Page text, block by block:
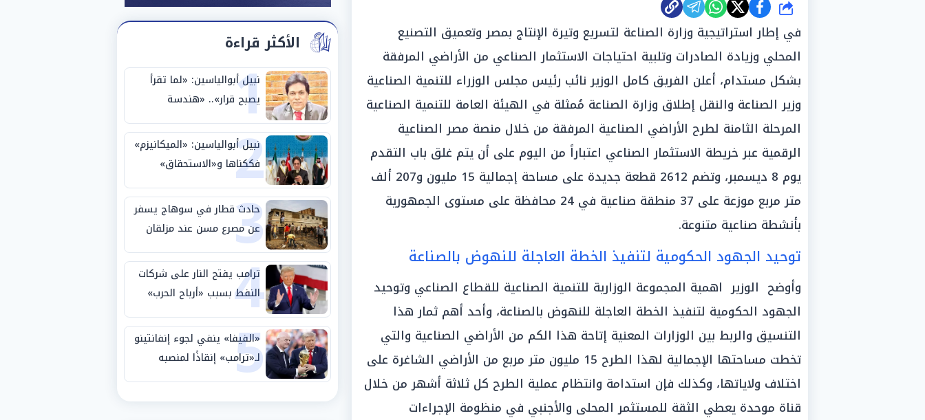
شارك
في إطار استراتيجية وزارة الصناعة لتسريع وتيرة الإنتاج بمصر وتعميق التصنيع
المحلي وزيادة الصادرات وتلبية احتياجات الاستثمار الصناعي من الأراضي المرفقة
بشكل مستدام، أعلن الفريق كامل الوزير نائب رئيس مجلس الوزراء للتنمية الصناعية
وزير الصناعة والنقل إطلاق وزارة الصناعة مُمثلة في الهيئة العامة للتنمية الصناعية
المرحلة الثامنة لطرح الأراضي الصناعية المرفقة من خلال منصة مصر الصناعية
الرقمية عبر خريطة الاستثمار الصناعي اعتباراً من اليوم على أن يتم غلق باب التقدم
يوم 8 ديسمبر، وتضم 2612 قطعة جديدة على مساحة إجمالية 15 مليون و207 ألف
متر مربع موزعة على 37 منطقة صناعية في 24 محافظة على مستوى الجمهورية
بأنشطة صناعية متنوعة.
توحيد الجهود الحكومية لتنفيذ الخطة العاجلة للنهوض بالصناعة
وأوضح الوزير اهمية المجموعة الوزارية للتنمية الصناعية للقطاع الصناعي وتوحيد
الجهود الحكومية لتنفيذ الخطة العاجلة للنهوض بالصناعة، وأحد أهم ثمار هذا
التنسيق والربط بين الوزارات المعنية إتاحة هذا الكم من الأراضي الصناعية والتي
تخطت مساحتها الإجمالية لهذا الطرح 15 مليون متر مربع من الأراضي الشاغرة على
اختلاف ولاياتها، وكذلك فإن استدامة وانتظام عملية الطرح كل ثلاثة أشهر من خلال
قناة موحدة يعطي الثقة للمستثمر المحلى والأجنبي في منظومة الإجراءات
الأكثر قراءة
1
نبيل أبوالياسين: «لما تقرأ
يصبح قرار».. «هندسة
الاستثمار السيادي» بين «ربط
الجيب بالوطن» و«سيادة
الكلمة»
2
نبيل أبوالياسين: «الميكانيزم»
فككناها و«الاستحقاق»
حتمية.. «تفعيل الإرادة»
مهمة الجامعة العربية
3
حادث قطار في سوهاج يسفر
عن مصرع مسن عند مزلقان
المراغة
4
ترامب يفتح النار على شركات
النفط بسبب «أرباح الحرب»
5
«الفيفا» ينفي لجوء إنفانتينو
لـ«ترامب» إنقاذًا لمنصبه